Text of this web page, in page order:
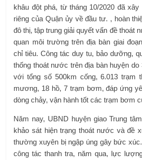
khâu đột phá, từ tháng 10/2020 đã
riêng của Quận ủy về đầu tư. , hoàn
đô thị, tập trung giải quyết vấn đề thoát
quan môi trường trên địa bàn giai
chỉ tiêu. Công tác duy tu, bảo dưỡng,
thống thoát nước trên địa bàn huyện
với tổng số 500km cống, 6.013 trạm
mương, 18 hồ, 7 trạm bơm, đáp ứng
dòng chảy, vận hành tốt các trạm bơm
Năm nay, UBND huyện giao Trung
khảo sát hiện trạng thoát nước và đề
thường xuyên bị ngập úng gây bức
công tác thanh tra, năm qua, lực